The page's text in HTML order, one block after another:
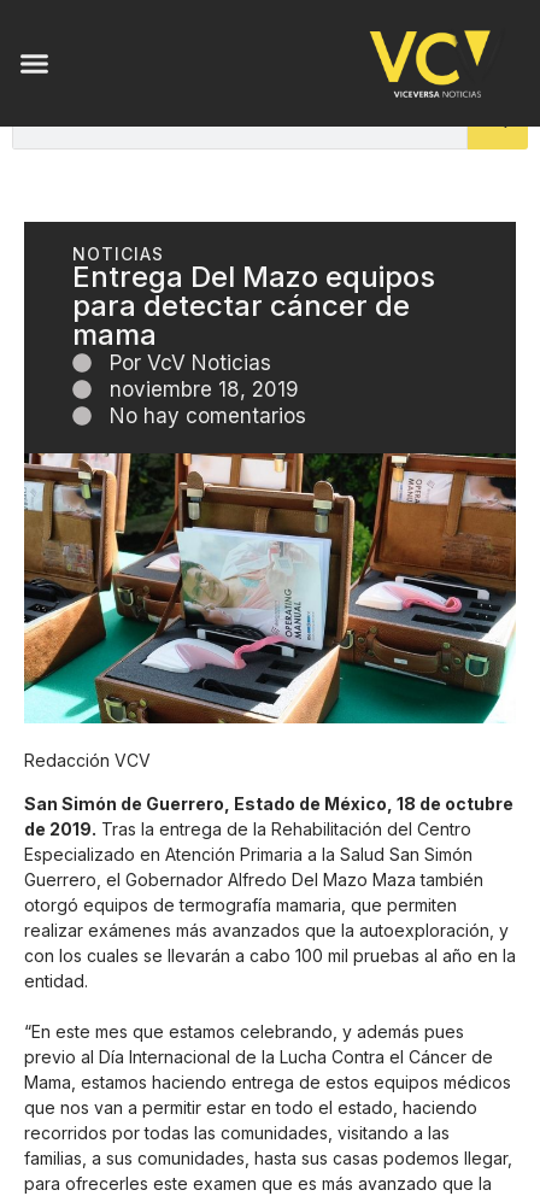
NOTICIAS
Entrega Del Mazo equipos
para detectar cáncer de
mama
Por VcV Noticias
noviembre 18, 2019
No hay comentarios
Redacción VCV
San Simón de Guerrero, Estado de México, 18 de octubre
de 2019. Tras la entrega de la Rehabilitación del Centro
Especializado en Atención Primaria a la Salud San Simón
Guerrero, el Gobernador Alfredo Del Mazo Maza también
otorgó equipos de termografía mamaria, que permiten
realizar exámenes más avanzados que la autoexploración, y
con los cuales se llevarán a cabo 100 mil pruebas al año en la
entidad.
“En este mes que estamos celebrando, y además pues
previo al Día Internacional de la Lucha Contra el Cáncer de
Mama, estamos haciendo entrega de estos equipos médicos
que nos van a permitir estar en todo el estado, haciendo
recorridos por todas las comunidades, visitando a las
familias, a sus comunidades, hasta sus casas podemos llegar,
para ofrecerles este examen que es más avanzado que la